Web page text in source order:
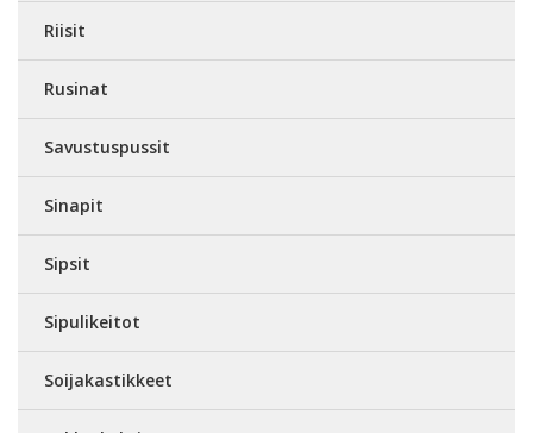
Riisit
Rusinat
Savustuspussit
Sinapit
Sipsit
Sipulikeitot
Soijakastikkeet